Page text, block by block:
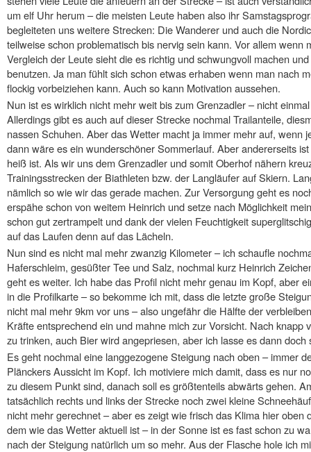
um elf Uhr herum – die meisten Leute haben also ihr
begleiteten uns weitere Strecken: Die Wanderer und auch die
teilweise schon problematisch bis nervig sein kann. Vor allem wenn
Vergleich der Leute sieht die es richtig und schwungvoll machen
benutzen. Ja man fühlt sich schon etwas erhaben wenn man nach
flockig vorbeiziehen kann. Auch so kann Motivation aussehen.
Nun ist es wirklich nicht mehr weit bis zum Grenzadler – nicht
Allerdings gibt es auch auf dieser Strecke nochmal Trailanteile,
nassen Schuhen. Aber das Wetter macht ja immer mehr auf, wenn
dann wäre es ein wunderschöner Sommerlauf. Aber andererseits
heiß ist. Als wir uns dem Grenzadler und somit Oberhof nähern
Trainingsstrecken der Biathleten bzw. der Langläufer auf Skiern.
nämlich so wie wir das gerade machen. Zur Versorgung geht es
erspähe schon von weitem Heinrich und setze nach Möglichkeit
schon gut zertrampelt und dank der vielen Feuchtigkeit
auf das Laufen denn auf das Lächeln.
Nun sind es nicht mal mehr zwanzig Kilometer – ich schaufle
Haferschleim, gesüßter Tee und Salz, nochmal kurz Heinrich
geht es weiter. Ich habe das Profil nicht mehr genau im Kopf, aber
in die Profilkarte – so bekomme ich mit, dass die letzte große
nicht mal mehr 9km vor uns – also ungefähr die Hälfte der
Kräfte entsprechend ein und mahne mich zur Vorsicht. Nach knapp
zu trinken, auch Bier wird angepriesen, aber ich lasse es dann doch
Es geht nochmal eine langgezogene Steigung nach oben – immer
Plänckers Aussicht im Kopf. Ich motiviere mich damit, dass es nur
zu diesem Punkt sind, danach soll es größtenteils abwärts gehen.
tatsächlich rechts und links der Strecke noch zwei kleine
nicht mehr gerechnet – aber es zeigt wie frisch das Klima hier oben
dem wie das Wetter aktuell ist – in der Sonne ist es fast schon zu
nach der Steigung natürlich um so mehr. Aus der Flasche hole ich